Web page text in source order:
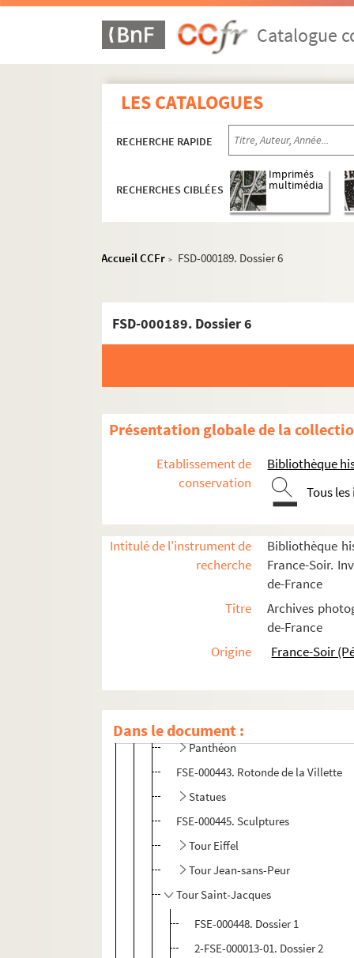
Catalogue
LES CATALOGUES
RECHERCHE RAPIDE
RECHERCHES CIBLÉES
Imprimés
multimédia
Accueil CCFr > FSD-000189. Dossier 6
FSD-000189. Dossier 6
Présentation globale de la
Etablissement de
conservation
Bibliothèque
Tous
Intitulé de l'instrument de
recherche
Bibliothèque
France-Soir.
de-France
Titre
Archives
de-France
Origine
France-Soir
Dans le document :
Vues aériennes et panoramas
Rues
Ambassades et instituts culturels
Monuments
FSE-000432. Arc de Triomphe du
FSD-000180. Carrières des Capucins
Chevaux de Marly - Place de la
FSE-000435. Conciergerie
École Militaire
Hôtel des Invalides
FSE-000441. Palais Rose (demeure
Panthéon
FSE-000443. Rotonde de la Villette
Statues
FSE-000445. Sculptures
Tour Eiffel
Tour Jean-sans-Peur
Tour Saint-Jacques
FSE-000448. Dossier 1
2-FSE-000013-01. Dossier 2